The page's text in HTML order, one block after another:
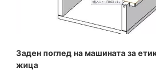
Заден поглед на машината за
жица